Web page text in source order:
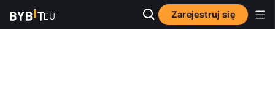
Zarejestruj się